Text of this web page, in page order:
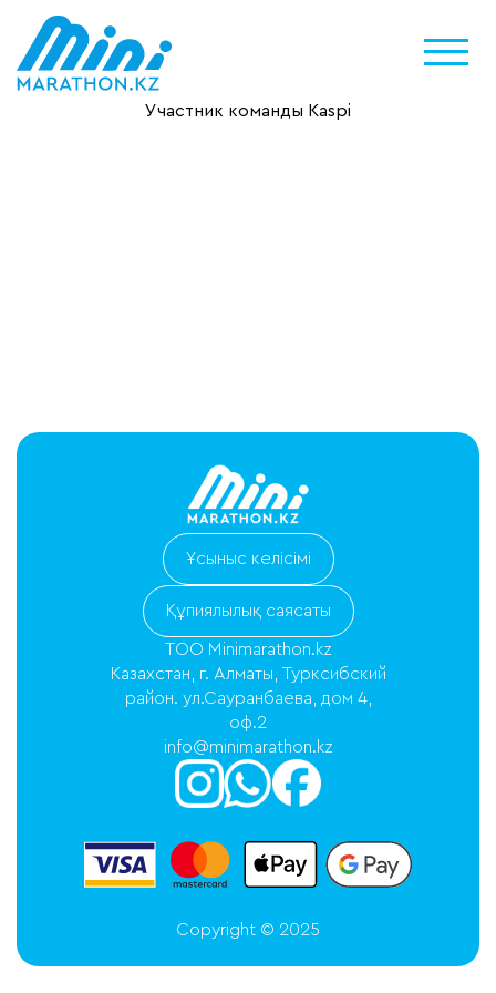
Участник команды Kaspi
Ұсыныс келісімі
Құпиялылық саясаты
ТОО Minimarathon.kz
Казахстан, г. Алматы, Турксибский
район. ул.Сауранбаева, дом 4,
оф.2
info@minimarathon.kz
Copyright © 2025